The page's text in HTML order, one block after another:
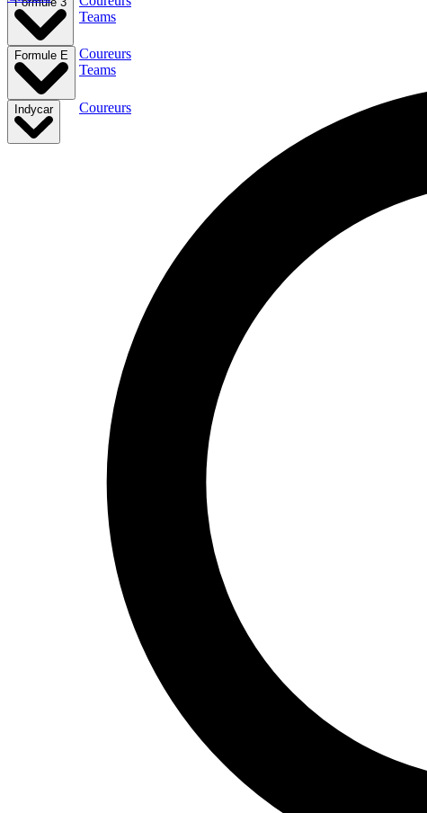
Teams
Formule E
Coureurs
Teams
Indycar Coureurs